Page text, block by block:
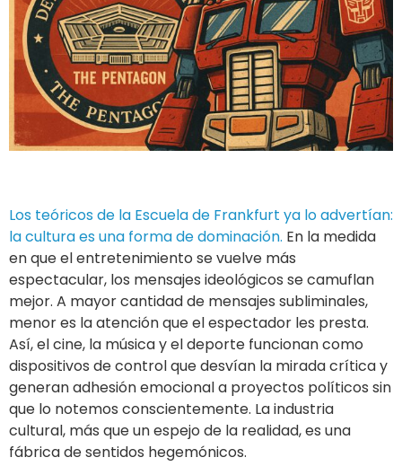
Los teóricos de la Escuela de Frankfurt ya lo advertían:
la cultura es una forma de dominación. En la medida
en que el entretenimiento se vuelve más
espectacular, los mensajes ideológicos se camuflan
mejor. A mayor cantidad de mensajes subliminales,
menor es la atención que el espectador les presta.
Así, el cine, la música y el deporte funcionan como
dispositivos de control que desvían la mirada crítica y
generan adhesión emocional a proyectos políticos sin
que lo notemos conscientemente. La industria
cultural, más que un espejo de la realidad, es una
fábrica de sentidos hegemónicos.